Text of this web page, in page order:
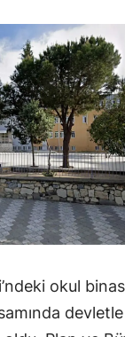
okul